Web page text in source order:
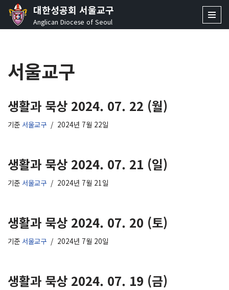
콘
로
건
뛰
기
대한성공회 서울교구
Anglican Diocese of Seoul
서울교구
생활과 묵상 2024. 07. 22 (월)
기준 서울교구 2024년 7월 22일
생활과 묵상 2024. 07. 21 (일)
기준 서울교구 2024년 7월 21일
생활과 묵상 2024. 07. 20 (토)
기준 서울교구 2024년 7월 20일
생활과 묵상 2024. 07. 19 (금)